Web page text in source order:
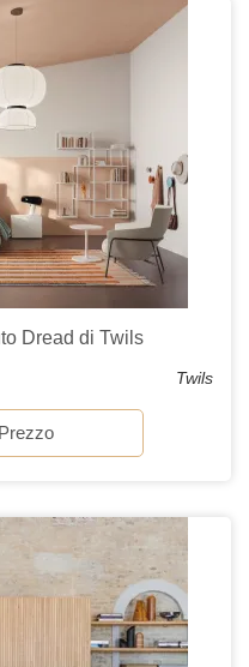
Dread di Twils
Twils